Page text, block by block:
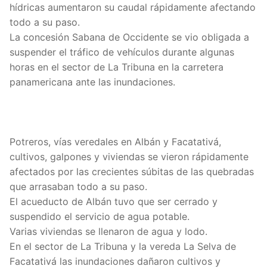
hídricas aumentaron su caudal rápidamente afectando
todo a su paso.
La concesión Sabana de Occidente se vio obligada a
suspender el tráfico de vehículos durante algunas
horas en el sector de La Tribuna en la carretera
panamericana ante las inundaciones.
Potreros, vías veredales en Albán y Facatativá,
cultivos, galpones y viviendas se vieron rápidamente
afectados por las crecientes súbitas de las quebradas
que arrasaban todo a su paso.
El acueducto de Albán tuvo que ser cerrado y
suspendido el servicio de agua potable.
Varias viviendas se llenaron de agua y lodo.
En el sector de La Tribuna y la vereda La Selva de
Facatativá las inundaciones dañaron cultivos y